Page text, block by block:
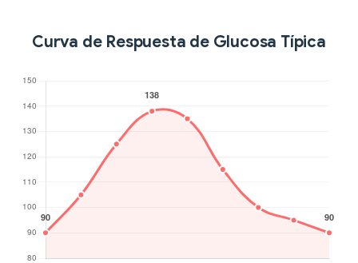
Curva de Respuesta de Glucosa Típica